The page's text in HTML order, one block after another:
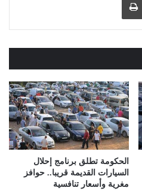
الحكومة تطلق برنامج إحلال
السيارات القديمة قريبا.. حوافز
مغرية وأسعار تنافسية